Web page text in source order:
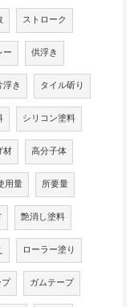
ストローク
ー 供浮き
き タイル斫り
シリコン塗料
材 高分子体
用量 所要量
艶消し塗料
ローラー塗り
ガムテープ